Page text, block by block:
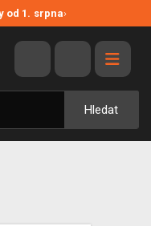
od 1. srpna›
Hledat